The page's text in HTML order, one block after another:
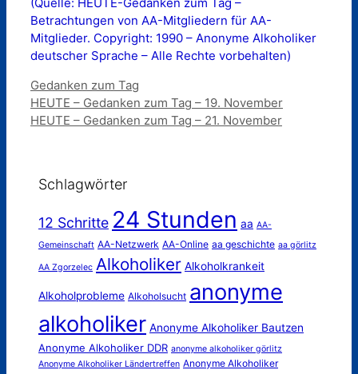
Betrachtungen von AA-Mitgliedern für AA-
Mitglieder. Copyright: 1990 – Anonyme Alkoholiker
deutscher Sprache – Alle Rechte vorbehalten)
Kategorien
Gedanken zum Tag
HEUTE – Gedanken zum Tag – 19. November
HEUTE – Gedanken zum Tag – 21. November
Schlagwörter
12 Schritte 24 Stunden aa AA-
Gemeinschaft AA-Netzwerk AA-Online aa geschichte aa görlitz
AA Zgorzelec Alkoholiker Alkoholkrankeit
Alkoholprobleme Alkoholsucht anonyme
alkoholiker Anonyme Alkoholiker Bautzen
Anonyme Alkoholiker DDR anonyme alkoholiker görlitz
Anonyme Alkoholiker Ländertreffen Anonyme Alkoholiker